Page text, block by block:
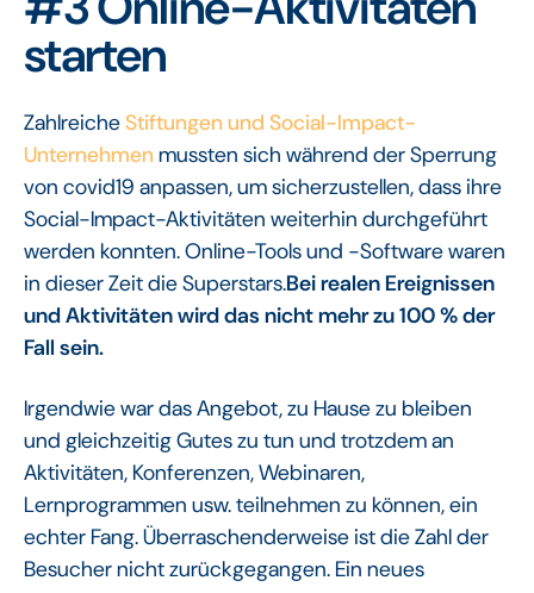
starten
ZahlreicheStiftungen und Social-Impact-
Unternehmen mussten sich während der Sperrung
von covid19 anpassen, um sicherzustellen, dass ihre
Social-Impact-Aktivitäten weiterhin durchgeführt
werden konnten. Online-Tools und -Software waren
in dieser Zeit die Superstars.Bei realen Ereignissen
und Aktivitäten wird das nicht mehr zu 100 % der
Fall sein.
Irgendwie war das Angebot, zu Hause zu bleiben
und gleichzeitig Gutes zu tun und trotzdem an
Aktivitäten, Konferenzen, Webinaren,
Lernprogrammen usw. teilnehmen zu können, ein
echter Fang. Überraschenderweise ist die Zahl der
Besucher nicht zurückgegangen. Ein neues